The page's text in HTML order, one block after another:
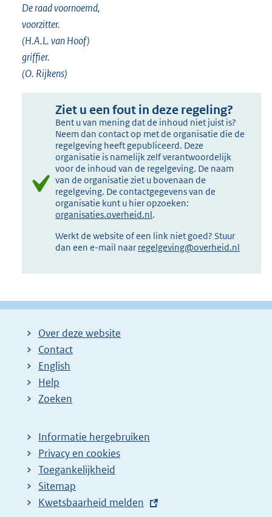
De raad voornoemd,
voorzitter.
(H.A.L. van Hoof)
griffier.
(O. Rijkens)
Ziet u een fout in deze regeling?
Bent u van mening dat de inhoud niet juist is?
Neem dan contact op met de organisatie die de
regelgeving heeft gepubliceerd. Deze
organisatie is namelijk zelf verantwoordelijk
voor de inhoud van de regelgeving. De naam
van de organisatie ziet u bovenaan de
regelgeving. De contactgegevens van de
organisatie kunt u hier opzoeken:
organisaties.overheid.nl.
Werkt de website of een link niet goed? Stuur
dan een e-mail naar regelgeving@overheid.nl
Over deze website
Contact
English
Help
Zoeken
Informatie hergebruiken
Privacy en cookies
Toegankelijkheid
Sitemap
E
Kwetsbaarheid melden